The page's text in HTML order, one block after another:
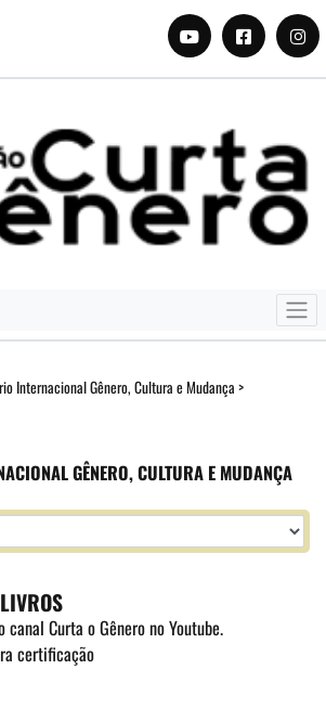
Internacional Gênero, Cultura e Mudança >
GÊNERO, CULTURA E MUDANÇA
canal Curta o Gênero no Youtube.
certificação